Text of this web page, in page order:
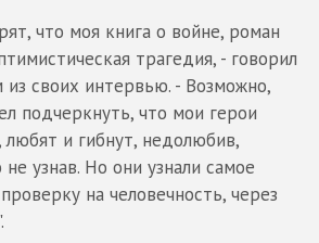
что моя книга о войне, роман
трагедия, - говорил
из своих интервью. - Возможно,
подчеркнуть, что мои герои
и гибнут, недолюбив,
узнав. Но они узнали самое
на человечность, через